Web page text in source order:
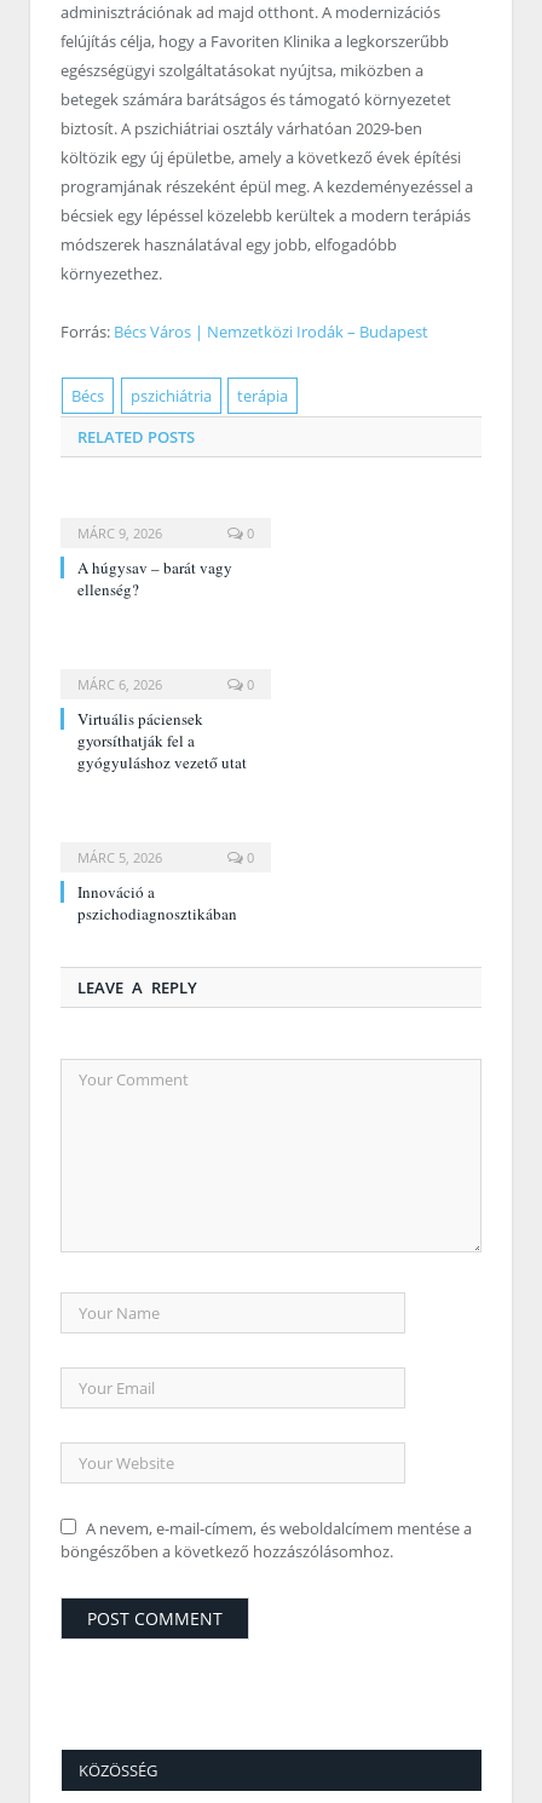
adminisztrációnak ad majd otthont. A modernizációs
felújítás célja, hogy a Favoriten Klinika a legkorszerűbb
egészségügyi szolgáltatásokat nyújtsa, miközben a
betegek számára barátságos és támogató környezetet
biztosít. A pszichiátriai osztály várhatóan 2029-ben
költözik egy új épületbe, amely a következő évek építési
programjának részeként épül meg. A kezdeményezéssel a
bécsiek egy lépéssel közelebb kerültek a modern terápiás
módszerek használatával egy jobb, elfogadóbb
környezethez.
Forrás: Bécs Város | Nemzetközi Irodák – Budapest
Bécs pszichiátria
terápia
RELATED POSTS
MÁRC 9, 2026 0
A húgysav – barát vagy
ellenség?
MÁRC 6, 2026 0
Virtuális páciensek
gyorsíthatják fel a
gyógyuláshoz vezető utat
MÁRC 5, 2026 0
Innováció a
pszichodiagnosztikában
LEAVE A REPLY
A nevem, e-mail-címem, és weboldalcímem mentése a
böngészőben a következő hozzászólásomhoz.
KÖZÖSSÉG